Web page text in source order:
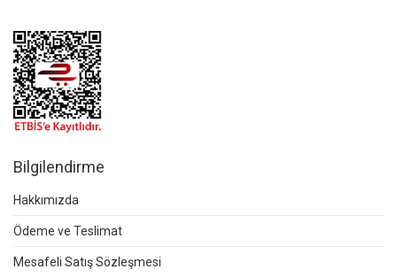
Bilgilendirme
Hakkımızda
Ödeme ve Teslimat
Mesafeli Satış Sözleşmesi